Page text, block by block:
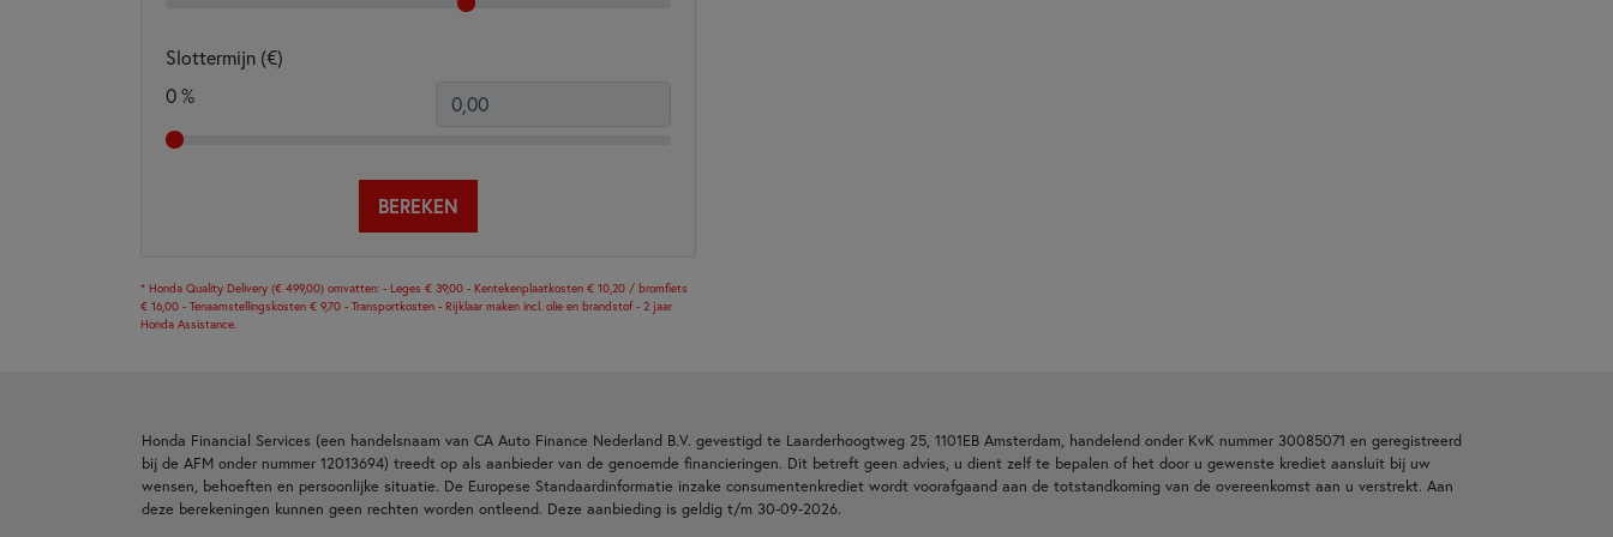
Slottermijn (€)
0%
BEREKEN
* Honda Quality Delivery (€ 499,00) omvatten: - Leges € 39,00 - Kentekenplaatkosten € 10,20 / bromfiets
€ 16,00 - Tenaamstellingskosten € 9,70 - Transportkosten - Rijklaar maken incl. olie en brandstof - 2 jaar
Honda Assistance.
Honda Financial Services (een handelsnaam van CA Auto Finance Nederland B.V. gevestigd te Laarderhoogtweg 25, 1101EB Amsterdam, handelend onder KvK nummer 30085071 en geregistreerd
bij de AFM onder nummer 12013694) treedt op als aanbieder van de genoemde financieringen. Dit betreft geen advies, u dient zelf te bepalen of het door u gewenste krediet aansluit bij uw
wensen, behoeften en persoonlijke situatie. De Europese Standaardinformatie inzake consumentenkrediet wordt voorafgaand aan de totstandkoming van de overeenkomst aan u verstrekt. Aan
deze berekeningen kunnen geen rechten worden ontleend. Deze aanbieding is geldig t/m 30-09-2026.